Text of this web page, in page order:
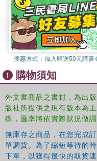
優惠方式： 加入即送50元購書
購物須知
外文書商品之書封，為出
版社所提供之現有版本為
殊，匯率將依實際狀況做調
無庫存之商品，在您完成
單調貨。為了縮短等待的
下單，以獲得最快的取貨